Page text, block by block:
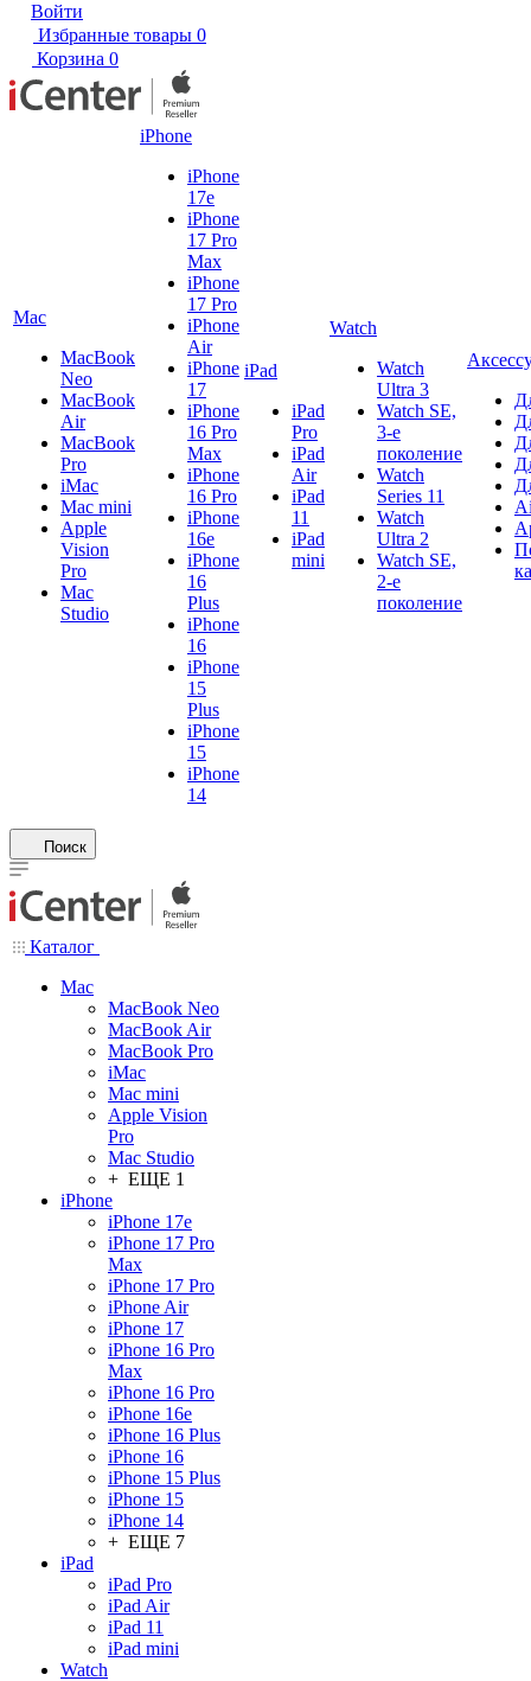
Войти
Избранные товары 0
Корзина 0
Mac
MacBook
Neo
MacBook
Air
MacBook
Pro
iMac
Mac mini
Apple
Vision
Pro
Mac
Studio
iPhone
iPhone
17e
iPhone
17 Pro
Max
iPhone
17 Pro
iPhone
Air
iPhone
17
iPhone
16 Pro
Max
iPhone
16 Pro
iPhone
16e
iPhone
16
Plus
iPhone
16
iPhone
15
Plus
iPhone
15
iPhone
14
iPad
iPad
Pro
iPad
Air
iPad
11
iPad
mini
Watch
Watch
Ultra 3
Watch SE,
3-е
поколение
Watch
Series 11
Watch
Ultra 2
Watch SE,
2-е
поколение
Поиск
Каталог
Mac
MacBook Neo
MacBook Air
MacBook Pro
iMac
Mac mini
Apple Vision
Pro
Mac Studio
+ ЕЩЕ 1
iPhone
iPhone 17e
iPhone 17 Pro
Max
iPhone 17 Pro
iPhone Air
iPhone 17
iPhone 16 Pro
Max
iPhone 16 Pro
iPhone 16e
iPhone 16 Plus
iPhone 16
iPhone 15 Plus
iPhone 15
iPhone 14
+ ЕЩЕ 7
iPad
iPad Pro
iPad Air
iPad 11
iPad mini
Watch